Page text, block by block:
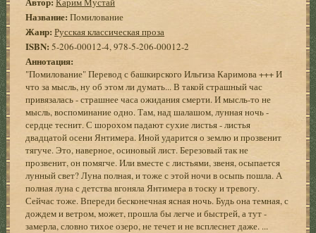
Название: Помилование
Жанр: Русская классическая проза
ISBN: 5-206-00012-4, 978-5-206-00012-2
Аннотация:
"Помилование" Перевод с башкирского Ильгиза Каримова +++ И
что за мысль, ну об этом ли думать... В такой страшный час
привязалась - страшнее часа ожидания смерти. И мысль-то не
мысль, воспоминание одно. Там, над шалашом, лунная ночь -
сердце теснит. С шорохом падают сухие листья - листья
двадцатой осени Янтимера. Иной ударится о землю и прозвенит
тягуче. Это, наверное, осиновый лист. Березовый так не
прозвенит, он помягче. Или вместе с листьями, звеня, осыпается
лунный свет? Луна полная, и тоже с этой ночи в осыпь пошла. А
полная луна с детства вгоняла Янтимера в тоску и тревогу.
Сейчас тоже. Впереди бесконечная ясная ночь. Будь она темная, с
дождем и ветром, может, прошла бы легче и быстрей, а тут -
замерла, словно тихое озеро, не течет и не всплеснет даже. ...